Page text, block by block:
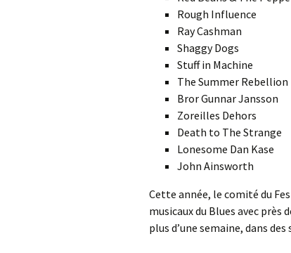
Rough Influence
Ray Cashman
Shaggy Dogs
Stuff in Machine
The Summer Rebellion
Bror Gunnar Jansson
Zoreilles Dehors
Death to The Strange
Lonesome Dan Kase
John Ainsworth
Cette année, le comité du
musicaux du Blues avec
plus d’une semaine, dans